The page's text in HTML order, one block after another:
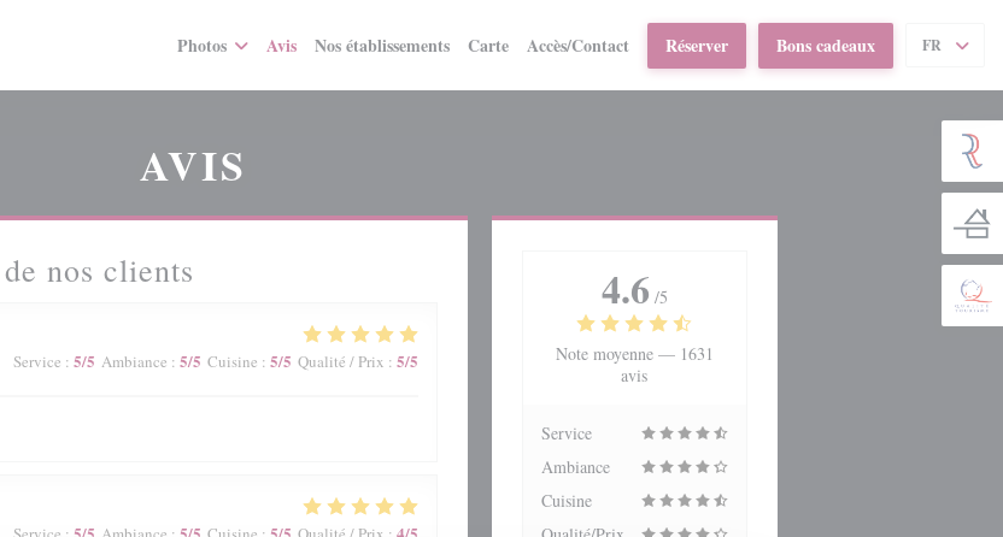
Photos Avis Nos établissements Carte((ouvre une nouvelle fenêtre))
Accès/Contact Réserver Bons cadeaux FR
AVIS
nos clients
Service : 5/5 Ambiance : 5/5 Cuisine : 5/5 Qualité / Prix : 5/5
4.6 /5
Note moyenne — 1631
avis
Service
Ambiance
Cuisine